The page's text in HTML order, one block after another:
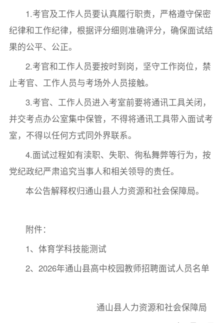
1.考官及工作人员要认真履行职责，严格遵守保密
纪律和工作纪律，根据评分细则准确评分，确保面试结
果的公平、公正。
2.考官和工作人员要按时到岗，坚守工作岗位，禁
止考官、工作人员与考场外人员接触。
3.考官、工作人员进入考室前要将通讯工具关闭，
并交考点办公室集中保管，不得将通讯工具带入面试考
室，不得以任何方式同外界联系。
4.面试过程如有渎职、失职、徇私舞弊等行为，按
党纪政纪严肃追究当事人和相关领导的责任。
本公告解释权归通山县人力资源和社会保障局。
附件：
1、体育学科技能测试
2、2026年通山县高中校园教师招聘面试人员名单
通山县人力资源和社会保障局